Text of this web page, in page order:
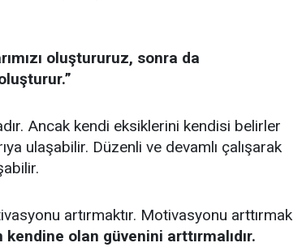
oluştururuz, sonra da
Ancak kendi eksiklerini kendisi belirler
ulaşabilir. Düzenli ve devamlı çalışarak
artırmaktır. Motivasyonu arttırmak
olan güvenini arttırmalıdır.